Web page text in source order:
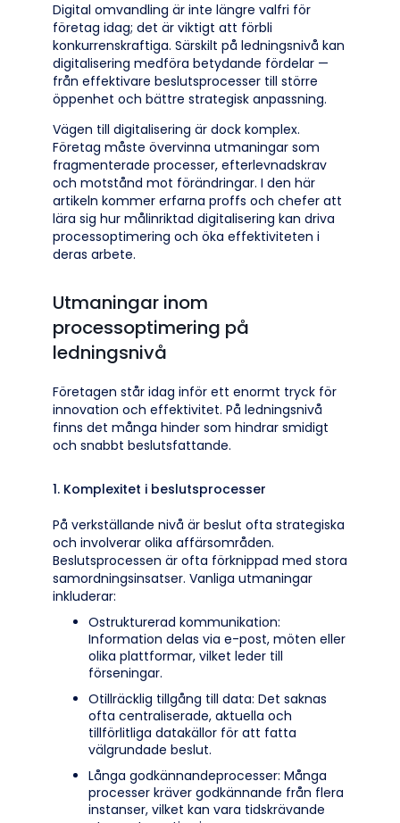
Digital omvandling är inte längre valfri för
företag idag; det är viktigt att förbli
konkurrenskraftiga. Särskilt på ledningsnivå kan
digitalisering medföra betydande fördelar —
från effektivare beslutsprocesser till större
öppenhet och bättre strategisk anpassning.
Vägen till digitalisering är dock komplex.
Företag måste övervinna utmaningar som
fragmenterade processer, efterlevnadskrav
och motstånd mot förändringar. I den här
artikeln kommer erfarna proffs och chefer att
lära sig hur målinriktad digitalisering kan driva
processoptimering och öka effektiviteten i
deras arbete.
Utmaningar inom
processoptimering på
ledningsnivå
Företagen står idag inför ett enormt tryck för
innovation och effektivitet. På ledningsnivå
finns det många hinder som hindrar smidigt
och snabbt beslutsfattande.
1. Komplexitet i beslutsprocesser
På verkställande nivå är beslut ofta strategiska
och involverar olika affärsområden.
Beslutsprocessen är ofta förknippad med stora
samordningsinsatser. Vanliga utmaningar
inkluderar:
Ostrukturerad kommunikation:
Information delas via e-post, möten eller
olika plattformar, vilket leder till
förseningar.
Otillräcklig tillgång till data: Det saknas
ofta centraliserade, aktuella och
tillförlitliga datakällor för att fatta
välgrundade beslut.
Långa godkännandeprocesser: Många
processer kräver godkännande från flera
instanser, vilket kan vara tidskrävande